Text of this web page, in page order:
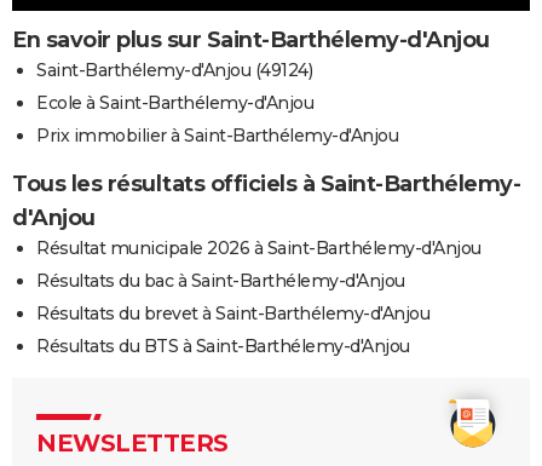
En savoir plus sur Saint-Barthélemy-d'Anjou
Saint-Barthélemy-d'Anjou (49124)
Ecole à Saint-Barthélemy-d'Anjou
Prix immobilier à Saint-Barthélemy-d'Anjou
Tous les résultats officiels à Saint-Barthélemy-
d'Anjou
Résultat municipale 2026 à Saint-Barthélemy-d'Anjou
Résultats du bac à Saint-Barthélemy-d'Anjou
Résultats du brevet à Saint-Barthélemy-d'Anjou
Résultats du BTS à Saint-Barthélemy-d'Anjou
NEWSLETTERS